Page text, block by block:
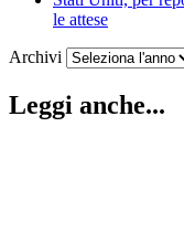
le attese
Archivi
Leggi anche...